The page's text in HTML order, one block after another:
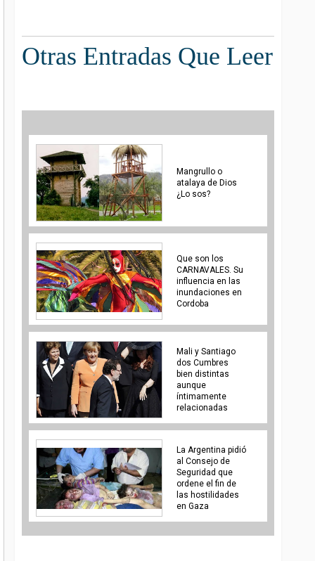
Otras Entradas Que Leer
Mangrullo o
atalaya de Dios
¿Lo sos?
Que son los
CARNAVALES. Su
influencia en las
inundaciones en
Cordoba
Mali y Santiago
dos Cumbres
bien distintas
aunque
íntimamente
relacionadas
La Argentina pidió
al Consejo de
Seguridad que
ordene el fin de
las hostilidades
en Gaza